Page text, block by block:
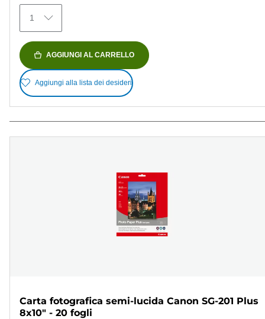
recensioni
1
AGGIUNGI AL CARRELLO
Aggiungi alla lista dei desideri
Carta fotografica semi-lucida Canon SG-201 Plus
8x10" - 20 fogli